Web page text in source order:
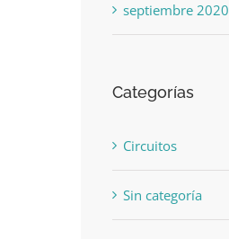
septiembre 2020
Categorías
Circuitos
Sin categoría